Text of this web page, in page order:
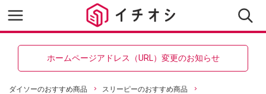
ホームページアドレス（URL）変更のお知らせ
ダイソーのおすすめ商品 スリーピーのおすすめ商品